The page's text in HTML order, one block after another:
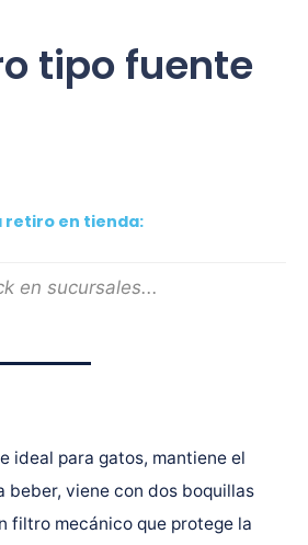
tipo fuente
retiro en tienda:
en sucursales...
ideal para gatos, mantiene el
beber, viene con dos boquillas
filtro mecánico que protege la